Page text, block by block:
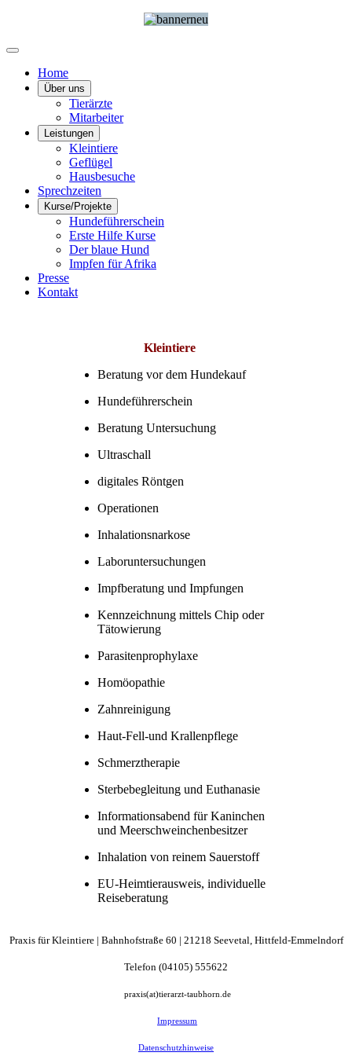
Home
Über uns
Tierärzte
Mitarbeiter
Leistungen
Kleintiere
Geflügel
Hausbesuche
Sprechzeiten
Kurse/Projekte
Hundeführerschein
Erste Hilfe Kurse
Der blaue Hund
Impfen für Afrika
Presse
Kontakt
Kleintiere
Beratung vor dem Hundekauf
Hundeführerschein
Beratung Untersuchung
Ultraschall
digitales Röntgen
Operationen
Inhalationsnarkose
Laboruntersuchungen
Impfberatung und Impfungen
Kennzeichnung mittels Chip oder
Tätowierung
Parasitenprophylaxe
Homöopathie
Zahnreinigung
Haut-Fell-und Krallenpflege
Schmerztherapie
Sterbebegleitung und Euthanasie
Informationsabend für Kaninchen
und Meerschweinchenbesitzer
Inhalation von reinem Sauerstoff
EU-Heimtierausweis, individuelle
Reiseberatung
Praxis für Kleintiere | Bahnhofstraße60 | 21218 Seevetal, Hittfeld-Emmelndorf
Telefon (04105) 555622
praxis(at)tierarzt-taubhorn.de
Impressum
Datenschutzhinweise